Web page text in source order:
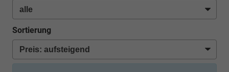
Sortierung